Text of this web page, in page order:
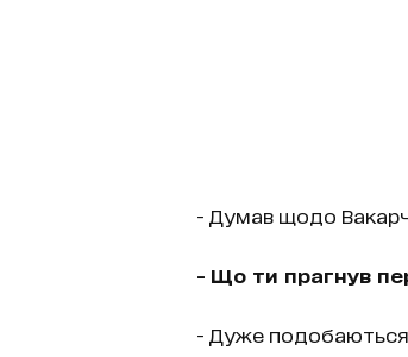
- Думав щодо
- Що ти прагнув
- Дуже подобаються